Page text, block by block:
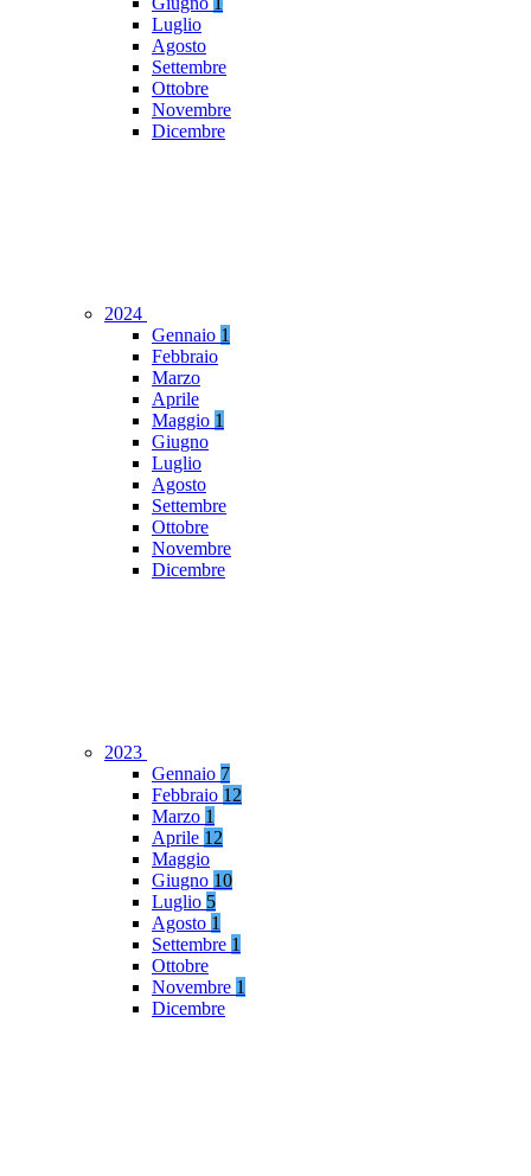
Luglio
Agosto
Settembre
Ottobre
Novembre
Dicembre
2024
Gennaio 1
Febbraio
Marzo
Aprile
Maggio 1
Giugno
Luglio
Agosto
Settembre
Ottobre
Novembre
Dicembre
2023
Gennaio 7
Febbraio 12
Marzo 1
Aprile 12
Maggio
Giugno 10
Luglio 5
Agosto 1
Settembre 1
Ottobre
Novembre 1
Dicembre